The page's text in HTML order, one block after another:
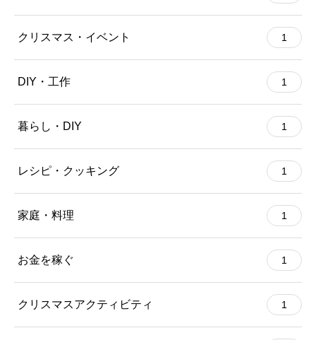
クリスマス・イベント 1
DIY・工作 1
暮らし・DIY 1
レシピ・クッキング 1
家庭・料理 1
お金を稼ぐ 1
クリスマスアクティビティ 1